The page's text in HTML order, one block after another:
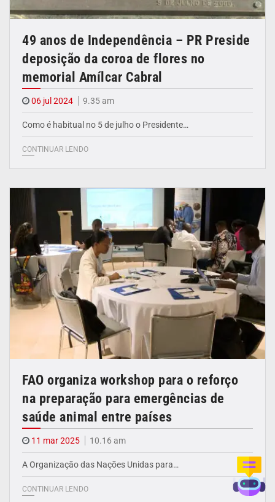
49 anos de Independência – PR Preside
deposição da coroa de flores no
memorial Amílcar Cabral
06 jul 2024 9.35 am
Como é habitual no 5 de julho o Presidente…
CONTINUAR LENDO
FAO organiza workshop para o reforço
na preparação para emergências de
saúde animal entre países
11 mar 2025 10.16 am
A Organização das Nações Unidas para…
CONTINUAR LENDO